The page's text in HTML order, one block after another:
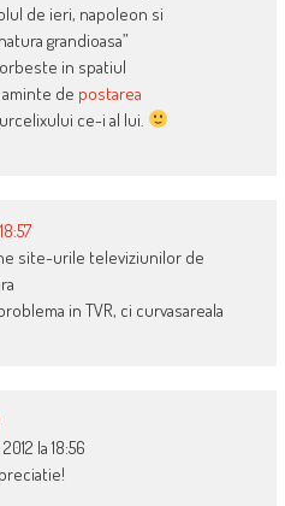
de ieri, napoleon si
grandioasa”
in spatiul
de postarea
ce-i al lui.
site-urile televiziunilor de
in TVR, ci curvasareala
la 18:56